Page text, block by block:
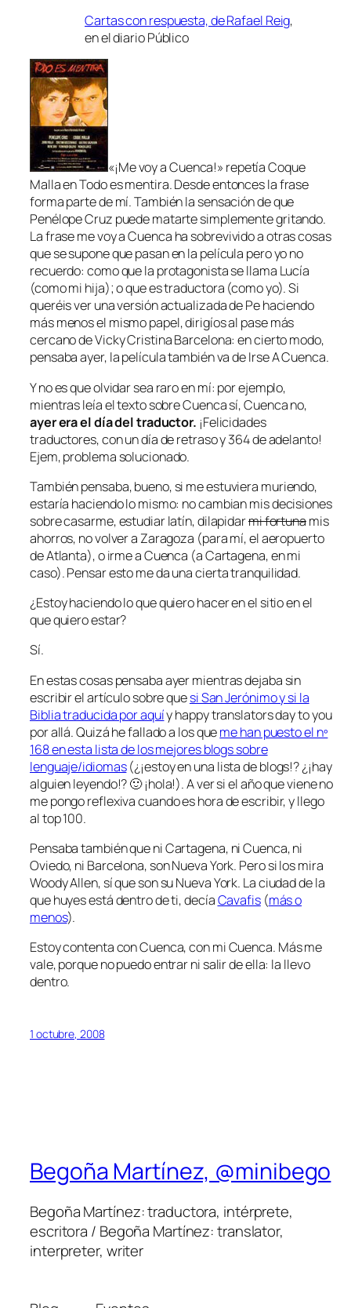
Cartas con respuesta, de Rafael Reig,
en el diarioPúblico
«¡Me voy a Cuenca!» repetía Coque
Malla enTodo es mentira. Desde entonces la frase
forma parte de mí. También la sensación de que
Penélope Cruz puede matarte simplemente gritando.
La fraseme voy a Cuenca ha sobrevivido a otras cosas
que se supone que pasan en la película pero yo no
recuerdo: como que la protagonista se llama Lucía
(como mi hija); o que es traductora (como yo). Si
queréis ver una versión actualizada de Pe haciendo
más menos el mismo papel, dirigíos al pase más
cercano de Vicky Cristina Barcelona: en cierto modo,
pensaba ayer, la película también va deIrse A Cuenca.
Y no es que olvidar sea raro en mí: por ejemplo,
mientras leía el texto sobreCuenca sí, Cuenca no,
ayer era el día del traductor. ¡Felicidades
traductores, con un día de retraso y 364 de adelanto!
Ejem, problema solucionado.
También pensaba, bueno, si me estuviera muriendo,
estaría haciendo lo mismo: no cambian mis decisiones
sobre casarme, estudiar latín, dilapidarmi fortunamis
ahorros, no volver a Zaragoza (para mí, el aeropuerto
de Atlanta), o irme a Cuenca (a Cartagena, en mi
caso). Pensar esto me da una cierta tranquilidad.
¿Estoy haciendo lo que quiero hacer en el sitio en el
que quiero estar?
Sí.
En estas cosas pensaba ayer mientras dejaba sin
escribir el artículo sobre quesi San Jerónimo y si la
Biblia traducida por aquíyhappy translators day to you
por allá. Quizá he fallado a los queme han puesto el nº
168 en esta lista de los mejores blogs sobre
lenguaje/idiomas(¿¡estoy en una lista de blogs!? ¿¡hay
alguien leyendo!? 🙂 ¡hola!). A ver si el año que viene no
me pongo reflexiva cuando es hora de escribir, y llego
al top 100.
Pensaba también que ni Cartagena, ni Cuenca, ni
Oviedo, ni Barcelona, son Nueva York. Pero si los mira
Woody Allen, sí que son su Nueva York. La ciudad de la
que huyes está dentro de ti, decíaCavafis(más o
menos).
Estoy contenta con Cuenca, con mi Cuenca. Más me
vale, porque no puedo entrar ni salir de ella: la llevo
dentro.
1 octubre, 2008
Begoña Martínez, @minibego
Begoña Martínez: traductora, intérprete,
escritora / Begoña Martínez: translator,
interpreter, writer